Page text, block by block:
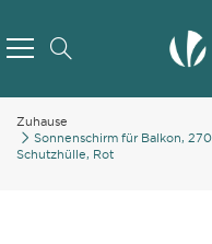
Content
Zuhause
Sonnenschirm für Balkon,
Schutzhülle, Rot